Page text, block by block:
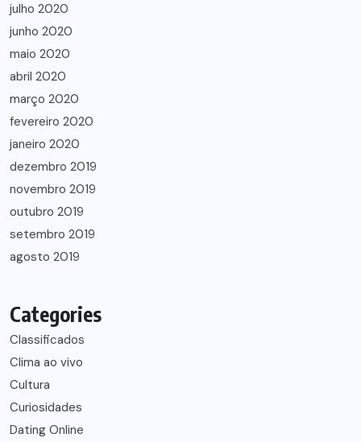
julho 2020
junho 2020
maio 2020
abril 2020
março 2020
fevereiro 2020
janeiro 2020
dezembro 2019
novembro 2019
outubro 2019
setembro 2019
agosto 2019
Categories
Classificados
Clima ao vivo
Cultura
Curiosidades
Dating Online